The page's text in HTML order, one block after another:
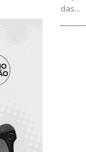
das...